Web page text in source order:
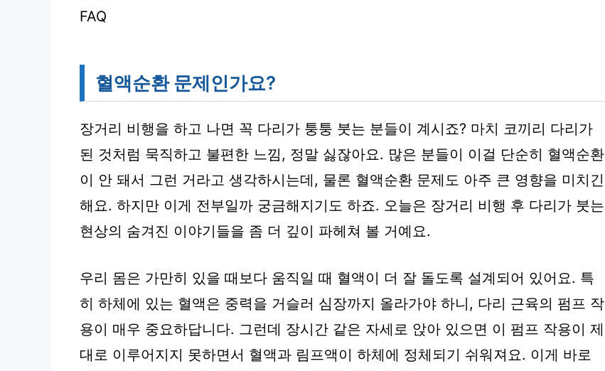
FAQ
혈액순환 문제인가요?
장거리 비행을 하고 나면 꼭 다리가 퉁퉁 붓는 분들이 계시죠? 마치 코끼리 다리가
된 것처럼 묵직하고 불편한 느낌, 정말 싫잖아요. 많은 분들이 이걸 단순히 혈액순환
이 안 돼서 그런 거라고 생각하시는데, 물론 혈액순환 문제도 아주 큰 영향을 미치긴
해요. 하지만 이게 전부일까 궁금해지기도 하죠. 오늘은 장거리 비행 후 다리가 붓는
현상의 숨겨진 이야기들을 좀 더 깊이 파헤쳐 볼 거예요.
우리 몸은 가만히 있을 때보다 움직일 때 혈액이 더 잘 돌도록 설계되어 있어요. 특
히 하체에 있는 혈액은 중력을 거슬러 심장까지 올라가야 하니, 다리 근육의 펌프 작
용이 매우 중요하답니다. 그런데 장시간 같은 자세로 앉아 있으면 이 펌프 작용이 제
대로 이루어지지 못하면서 혈액과 림프액이 하체에 정체되기 쉬워져요. 이게 바로